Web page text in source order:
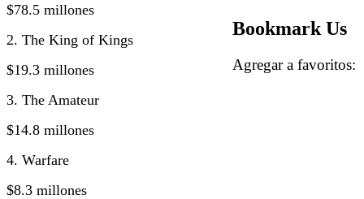
$78.5 millones
2. The King of Kings
$19.3 millones
3. The Amateur
$14.8 millones
4. Warfare
$8.3 millones
Bookmark Us
Agregar a